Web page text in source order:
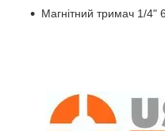
Магнітний тримач 1/4"